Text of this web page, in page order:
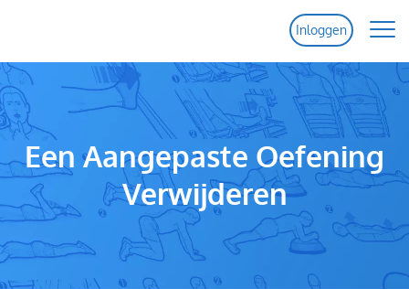
Home
Functies
Prijzen
Help
Inloggen
Een Aangepaste Oefening
Verwijderen